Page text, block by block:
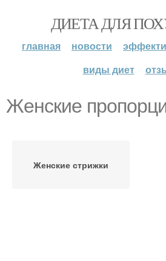
ДИЕТА ДЛЯ
главная новости
виды диет
Женские
Женские стрижки